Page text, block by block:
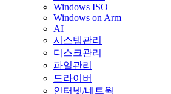
Windows ISO
Windows on Arm
AI
시스템관리
디스크관리
파일관리
드라이버
인터넷/네트웍